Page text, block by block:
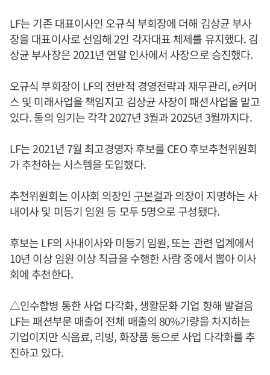
LF는 기존 대표이사인 오규식 부회장에 더해 김상균 부사
장을 대표이사로 선임해 2인 각자대표 체제를 유지했다. 김
상균 부사장은 2021년 연말 인사에서 사장으로 승진했다.
오규식 부회장이 LF의 전반적 경영전략과 재무관리, e커머
스 및 미래사업을 책임지고 김상균 사장이 패션사업을 맡고
있다. 둘의 임기는 각각 2027년 3월과 2025년 3월까지다.
LF는 2021년 7월 최고경영자 후보를 CEO 후보추천위원회
가 추천하는 시스템을 도입했다.
추천위원회는 이사회 의장인 구본걸과 의장이 지명하는 사
내이사 및 미등기 임원 등 모두 5명으로 구성됐다.
후보는 LF의 사내이사와 미등기 임원, 또는 관련 업계에서
10년 이상 임원 이상 직급을 수행한 사람 중에서 뽑아 이사
회에 추천한다.
△인수합병 통한 사업 다각화, 생활문화 기업 향해 발걸음
LF는 패션부문 매출이 전체 매출의 80%가량을 차지하는
기업이지만 식음료, 리빙, 화장품 등으로 사업 다각화를 추
진하고 있다.